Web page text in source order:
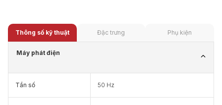
Thông số kỹ thuật Đặc trưng Phụ kiện
Máy phát điện
Tần số 50 Hz